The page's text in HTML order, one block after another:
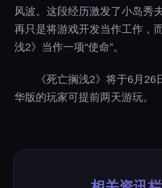
风波。这段经历激发了小岛秀
再只是将游戏开发当作工作，
浅2》当作一项“使命”。
《死亡搁浅2》将于6月
华版的玩家可提前两天游玩。